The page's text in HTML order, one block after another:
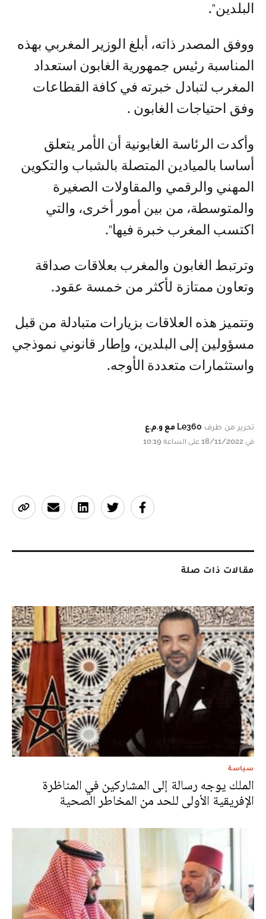
البلدين".
ووفق المصدر ذاته، أبلغ الوزير المغربي بهذه
المناسبة رئيس جمهورية الغابون استعداد
المغرب لتبادل خبرته في كافة القطاعات
وفق احتياجات الغابون .
وأكدت الرئاسة الغابونية أن الأمر يتعلق
أساسا بالميادين المتصلة بالشباب والتكوين
المهني والرقمي والمقاولات الصغيرة
والمتوسطة، من بين أمور أخرى، والتي
اكتسب المغرب خبرة فيها".
وترتبط الغابون والمغرب بعلاقات صداقة
وتعاون ممتازة لأكثر من خمسة عقود.
وتتميز هذه العلاقات بزيارات متبادلة من قبل
مسؤولين إلى البلدين، وإطار قانوني نموذجي
واستثمارات متعددة الأوجه.
تحرير من طرف Le360 مع و.م.ع
في 18/11/2022 على الساعة 10:19
مقالات ذات صلة
سياسة
الملك يوجه رسالة إلى المشاركين في المناظرة
الإفريقية الأولى للحد من المخاطر الصحية